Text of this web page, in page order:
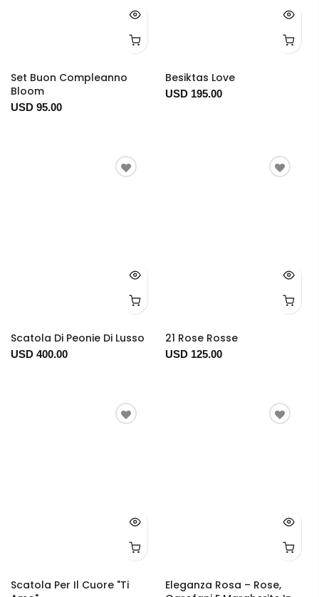
Set Buon Compleanno
Bloom
USD 95.00
Besiktas Love
USD 195.00
Scatola Di Peonie Di Lusso
USD 400.00
21 Rose Rosse
USD 125.00
Scatola Per Il Cuore "Ti
Eleganza Rosa – Rose,